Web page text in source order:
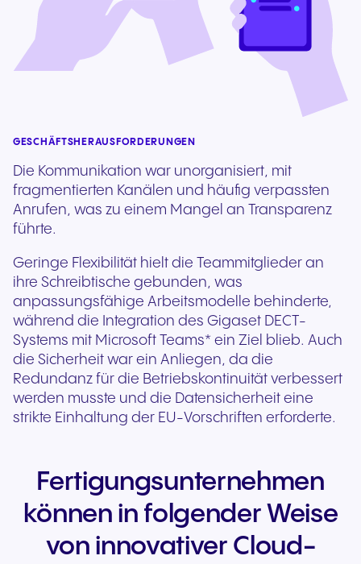
GESCHÄFTSHERAUSFORDERUNGEN
Die Kommunikation war unorganisiert, mit
fragmentierten Kanälen und häufig verpassten
Anrufen, was zu einem Mangel an Transparenz
führte.
Geringe Flexibilität hielt die Teammitglieder an
ihre Schreibtische gebunden, was
anpassungsfähige Arbeitsmodelle behinderte,
während die Integration des Gigaset DECT-
Systems mit Microsoft Teams* ein Ziel blieb. Auch
die Sicherheit war ein Anliegen, da die
Redundanz für die Betriebskontinuität verbessert
werden musste und die Datensicherheit eine
strikte Einhaltung der EU-Vorschriften erforderte.
Fertigungsunternehmen
können in folgender Weise
von innovativer Cloud-